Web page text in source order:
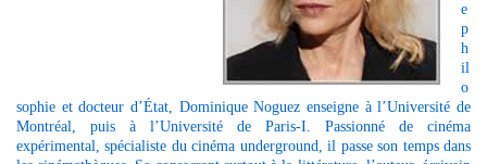
e
p
h
il
o
sophie et docteur d’État, Dominique Noguez enseigne à l’Université de
Montréal, puis à l’Université de Paris-I. Passionné de
cinéma
expérimental, spécialiste du cinéma underground, il passe son temps dans